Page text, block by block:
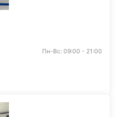
Пн-Вс: 09:00 - 21:00